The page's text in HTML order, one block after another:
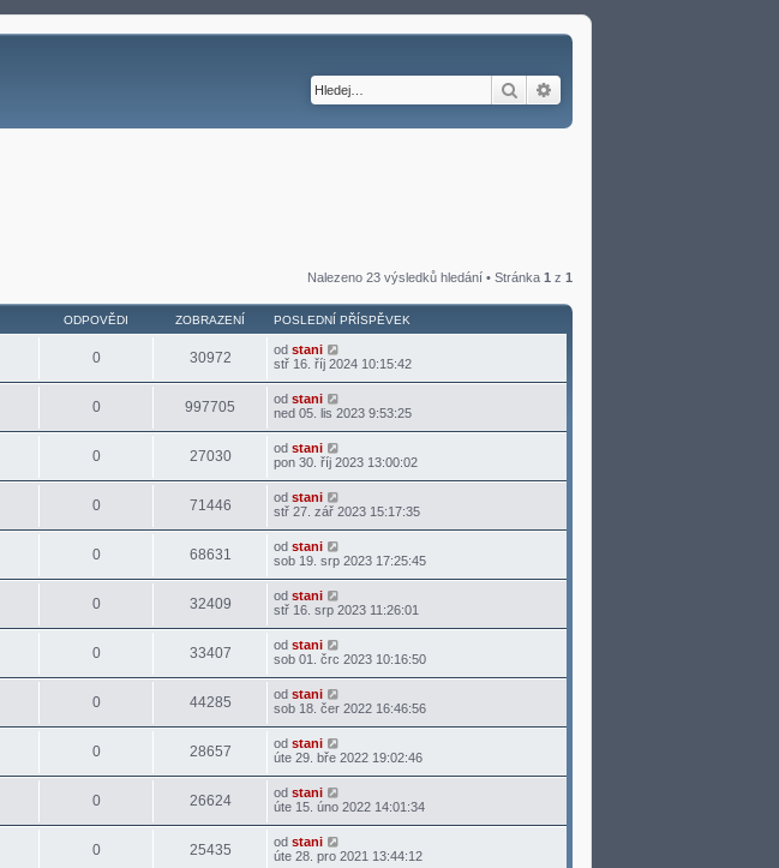
Hledat
Nalezeno 23 výsledků hledání • Stránka 1 z 1
ODPOVĚDI ZOBRAZENÍ POSLEDNÍ PŘÍSPĚVEK
0 30972 od stani
stř 16. říj 2024 10:15:42
0 997705 od stani
ned 05. lis 2023 9:53:25
0 27030 od stani
pon 30. říj 2023 13:00:02
0 71446 od stani
stř 27. zář 2023 15:17:35
0 68631 od stani
sob 19. srp 2023 17:25:45
0 32409 od stani
stř 16. srp 2023 11:26:01
0 33407 od stani
sob 01. črc 2023 10:16:50
0 44285 od stani
sob 18. čer 2022 16:46:56
0 28657 od stani
úte 29. bře 2022 19:02:46
0 26624 od stani
úte 15. úno 2022 14:01:34
0 25435 od stani
úte 28. pro 2021 13:44:12